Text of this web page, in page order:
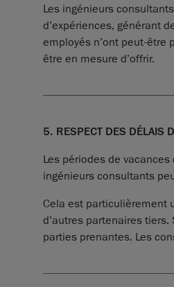
Les ingénieurs
d’expériences, générant
employés n’ont peut-être
être en mesure d’offrir.
5. RESPECT DES DÉLAIS
Les périodes de
ingénieurs consultants
Cela est particulièrement
d’autres partenaires
parties prenantes. Les